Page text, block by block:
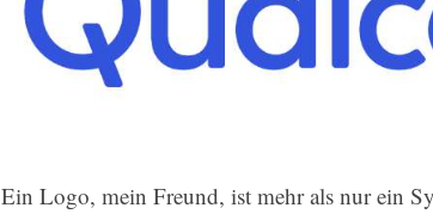
Ein Logo, mein Freund, ist mehr als nur ein